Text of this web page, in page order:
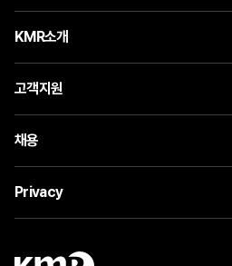
KMR소개
고객지원
채용
Privacy